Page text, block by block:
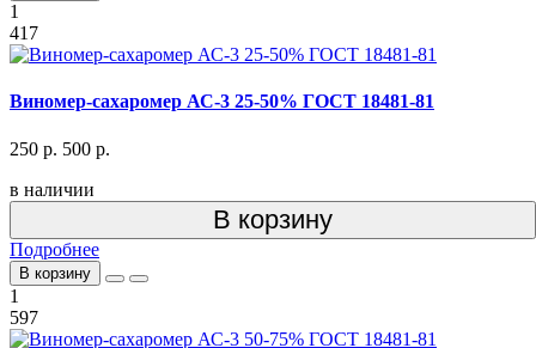
1
417
Виномер-сахаромер АС-3 25-50% ГОСТ 18481-81
250 р. 500 р.
в наличии
В корзину
Подробнее
В корзину
1
597